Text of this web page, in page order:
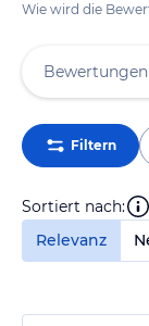
Wie wird die
Filtern
Sortiert nach:
Relevanz